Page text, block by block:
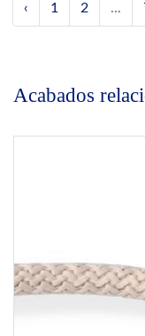
‹ 1 2 ...
Acabados